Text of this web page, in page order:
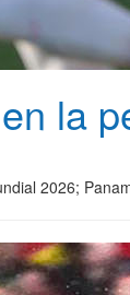
la
2026;